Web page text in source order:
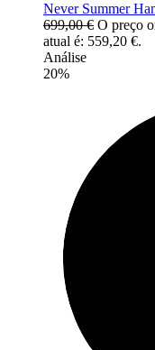
Never Summer
699,00€ O preço
atual é: 559,20 €.
Análise
20%